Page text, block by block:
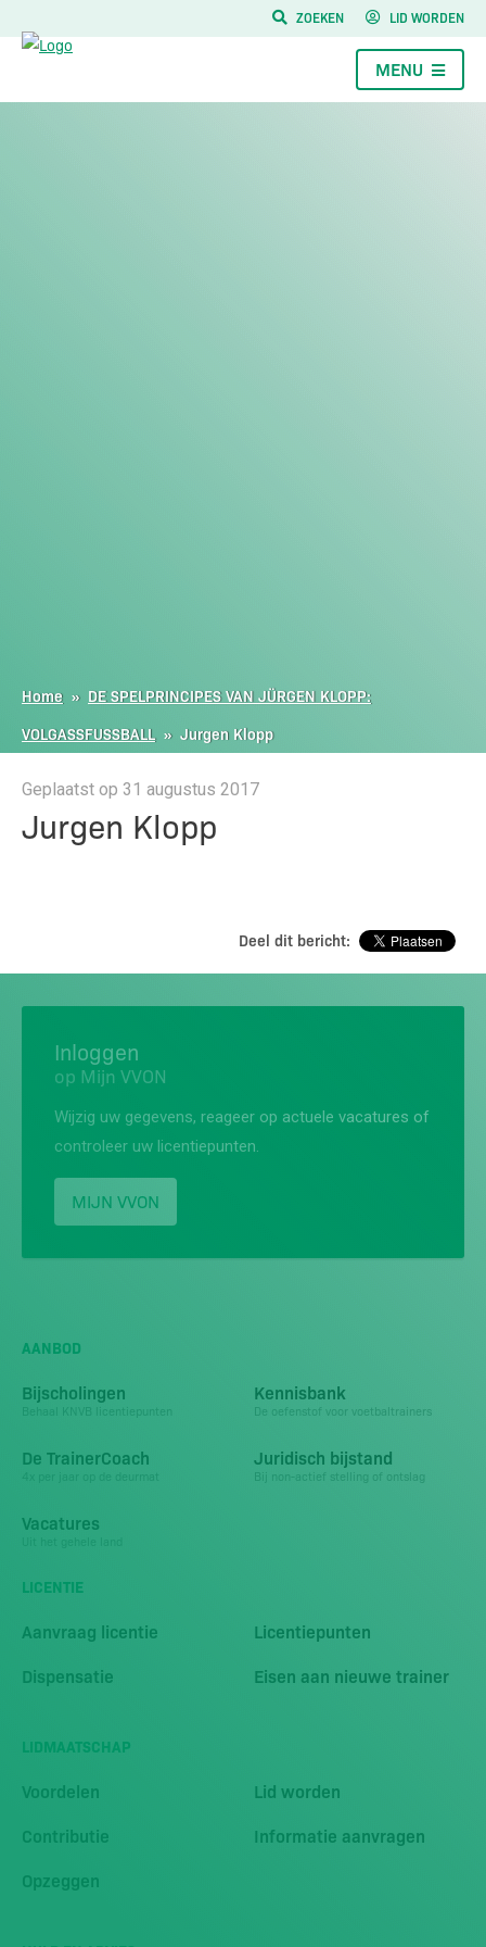
ZOEKEN LID WORDEN
MENU
Home » DE SPELPRINCIPES VAN JÜRGEN KLOPP:
VOLGASSFUSSBALL » Jurgen Klopp
Geplaatst op 31 augustus 2017
Jurgen Klopp
Deel dit bericht:
Inloggen
op Mijn VVON
Wijzig uw gegevens, reageer op actuele vacatures of
controleer uw licentiepunten.
MIJN VVON
AANBOD
Bijscholingen
Behaal KNVB licentiepunten
Kennisbank
De oefenstof voor voetbaltrainers
De TrainerCoach Juridisch bijstand
Bij non-actief stelling of ontslag
Vacatures
LICENTIE
Aanvraag licentie
Licentiepunten
Dispensatie
Eisen aan nieuwe trainer
LIDMAATSCHAP
Voordelen
Lid worden
Contributie
Informatie aanvragen
Opzeggen